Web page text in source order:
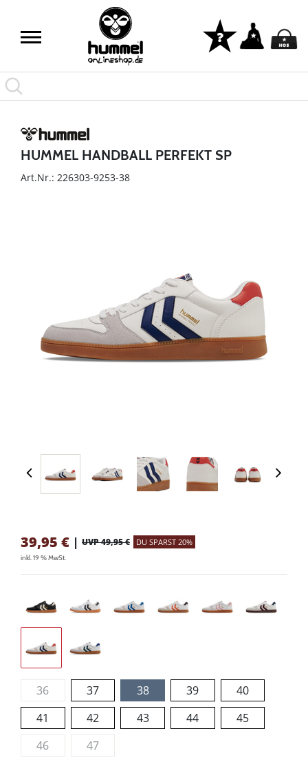
HUMMEL HANDBALL PERFEKT SP
Art.Nr.: 226303-9253-38
39,95 € | UVP 49,95 € DU SPARST 20%
inkl. 19 % MwSt.
36 37 38 39
40
41
42 43 44
45
46
47